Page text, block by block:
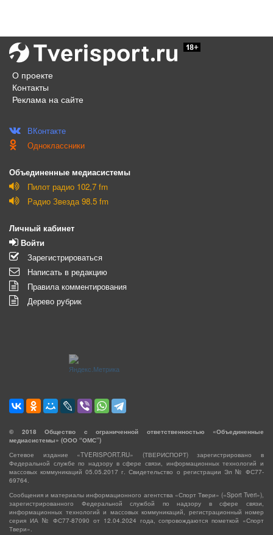
О проекте
Контакты
Реклама на сайте
ВКонтакте
Одноклассники
Объединенные медиасистемы
Пилот радио 102,7 fm
Радио Звезда 98.5 fm
Личный кабинет
Войти
Зарегистрироваться
Написать в редакцию
Правила комментирования
Дерево рубрик
© 2018 Общество с ограниченной ответственностью «Объединенные
медиасистемы» (ООО “ОМС”)
Сетевое издание «TVERISPORT.RU» (ТВЕРИСПОРТ) зарегистрировано в
Федеральной службе по надзору в сфере связи, информационных технологий и
массовых коммуникаций 05.05.2017 г. Свидетельство о регистрации Эл № ФС77-
69764.
Сообщения и материалы информационного агентства «Спорт Твери» («Sport Tveri»),
зарегистрированного Федеральной службой по надзору в сфере связи,
информационных технологий и массовых коммуникаций, регистрационный номер
серия ИА № ФС77-87090 от 12.04.2024 года, сопровождаются пометкой «Спорт
Твери».